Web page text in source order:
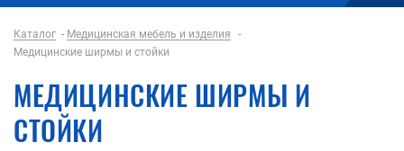
Каталог
Медицинская мебель и изделия
Медицинские ширмы и стойки
МЕДИЦИНСКИЕ ШИРМЫ И
СТОЙКИ